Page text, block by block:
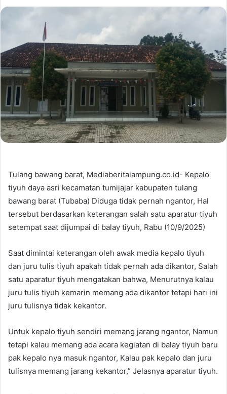
Tulang bawang barat, Mediaberitalampung.co.id- Kepalo
tiyuh daya asri kecamatan tumijajar kabupaten tulang
bawang barat (Tubaba) Diduga tidak pernah ngantor, Hal
tersebut berdasarkan keterangan salah satu aparatur tiyuh
setempat saat dijumpai di balay tiyuh, Rabu (10/9/2025)
Saat dimintai keterangan oleh awak media kepalo tiyuh
dan juru tulis tiyuh apakah tidak pernah ada dikantor, Salah
satu aparatur tiyuh mengatakan bahwa, Menurutnya kalau
juru tulis tiyuh kemarin memang ada dikantor tetapi hari ini
juru tulisnya tidak kekantor.
Untuk kepalo tiyuh sendiri memang jarang ngantor, Namun
tetapi kalau memang ada acara kegiatan di balay tiyuh baru
pak kepalo nya masuk ngantor, Kalau pak kepalo dan juru
tulisnya memang jarang kekantor,” Jelasnya aparatur tiyuh.